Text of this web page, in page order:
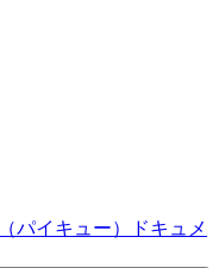
パイキュー）ドキュメ